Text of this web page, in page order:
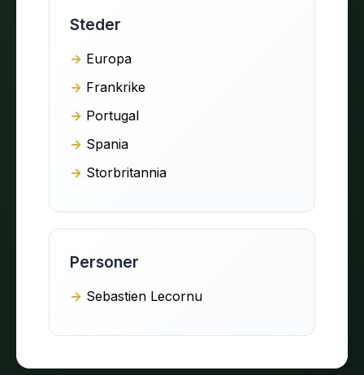
Steder
Europa
Frankrike
Portugal
Spania
Storbritannia
Personer
Sebastien Lecornu